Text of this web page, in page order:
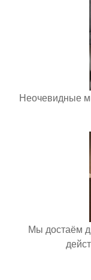
Неочевидные
Мы достаём